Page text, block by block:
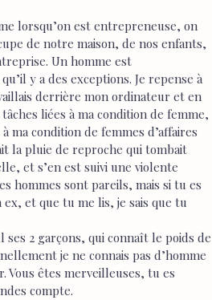
lorsqu’on est entrepreneuse, on
de notre maison, de nos enfants,
Un homme est
y a des exceptions. Je repense à
derrière mon ordinateur et en
liées à ma condition de femme,
ma condition de femmes d’affaires
la pluie de reproche qui tombait
et s’en est suivi une violente
hommes sont pareils, mais si tu es
et que tu me lis, je sais que tu
2 garçons, qui connaît le poids de
je ne connais pas d’homme
Vous êtes merveilleuses, tu es
compte.